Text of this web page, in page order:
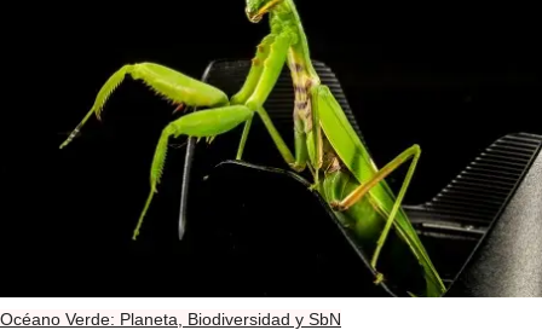
Océano Verde: Planeta, Biodiversidad y SbN